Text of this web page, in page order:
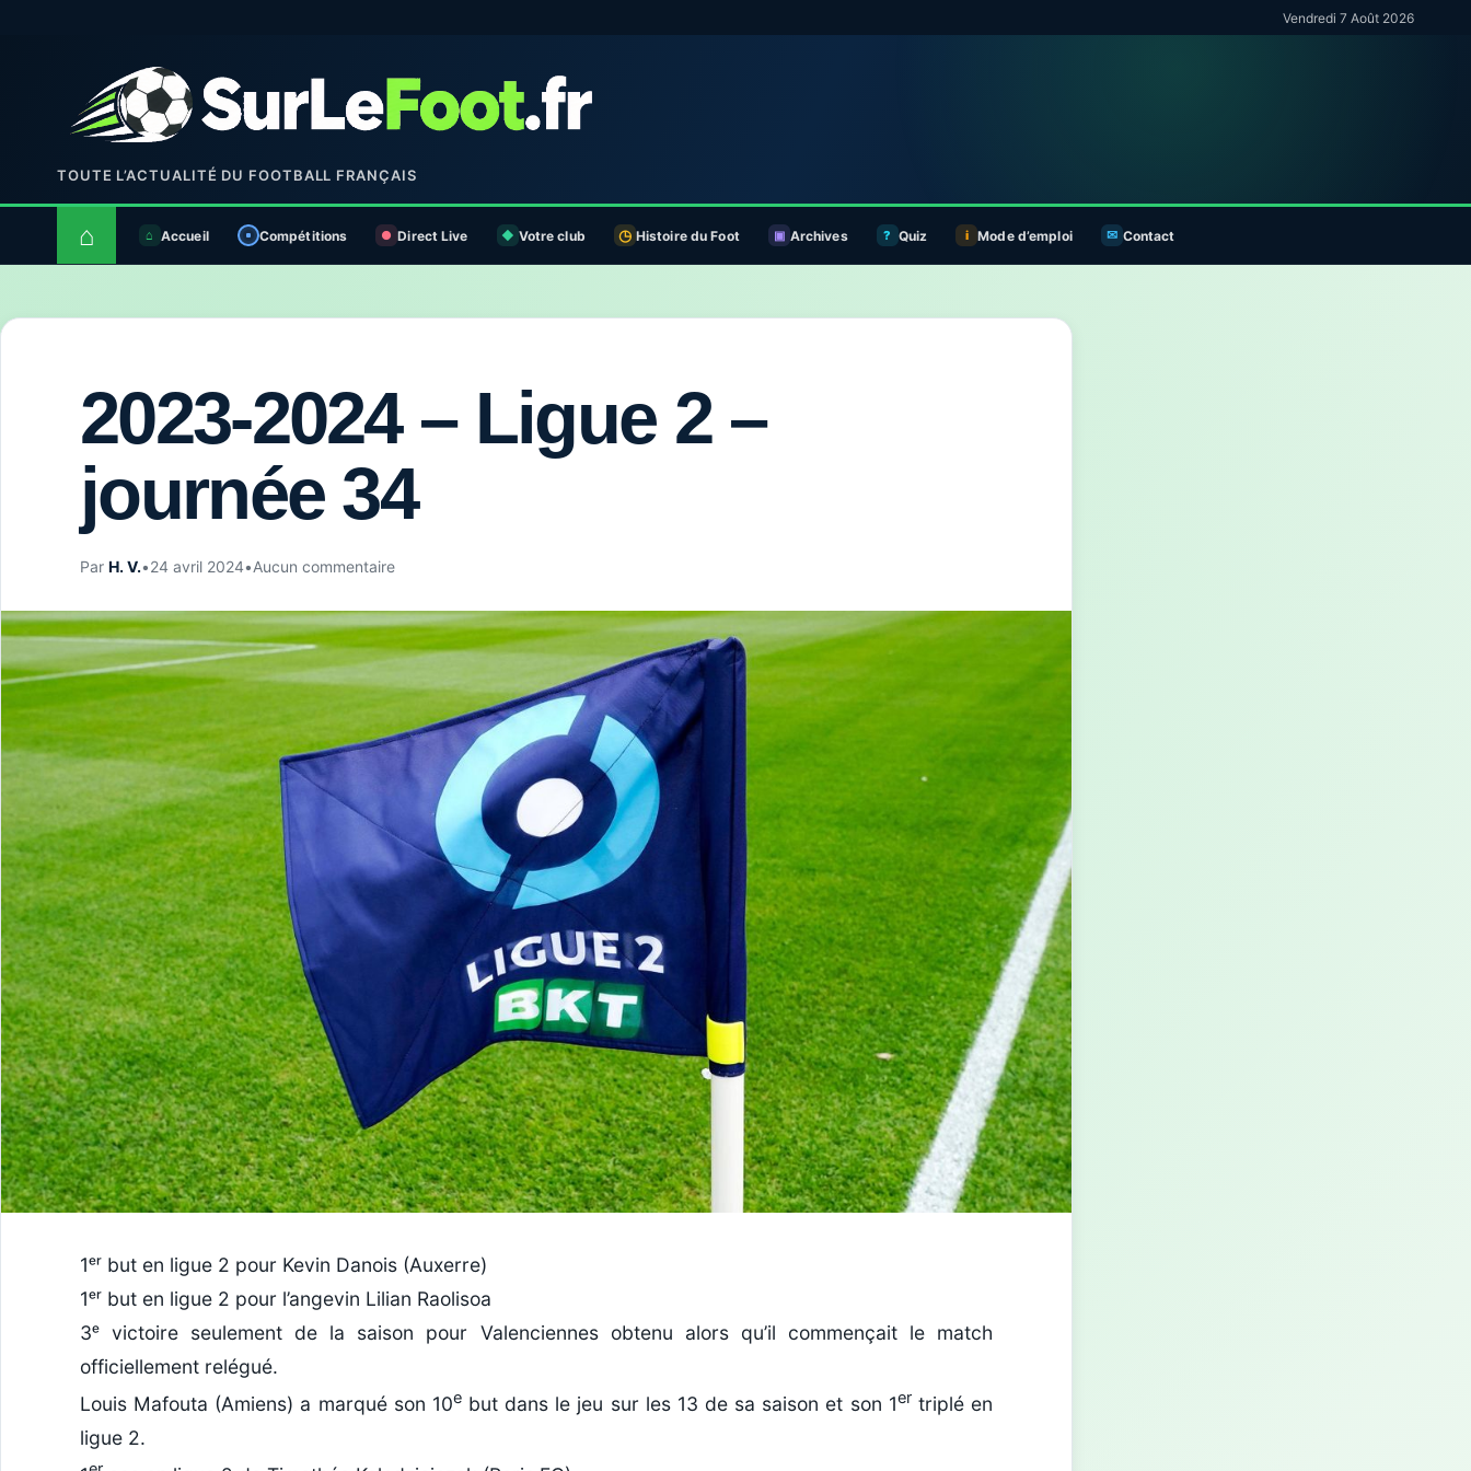
Vendredi 7 Août 2026
TOUTE L’ACTUALITÉ DU FOOTBALL FRANÇAIS
⌂ Accueil Compétitions Direct Live Votre club Histoire du Foot Archives Quiz Mode d’emploi Contact
2023-2024 – Ligue 2 –
journée 34
Par H. V.•24 avril 2024•Aucun commentaire
1ᵉʳ but en ligue 2 pour Kevin Danois (Auxerre)
1ᵉʳ but en ligue 2 pour l’angevin Lilian Raolisoa
3ᵉ victoire seulement de la saison pour Valenciennes obtenu alors qu’il commençait le match
officiellement relégué.
Louis Mafouta (Amiens) a marqué son 10ebut dans le jeu sur les 13 de sa saison et son 1ertriplé en
ligue 2.